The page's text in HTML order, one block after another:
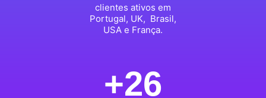
clientes ativos em
Portugal, UK, Brasil,
USA e França.
+26